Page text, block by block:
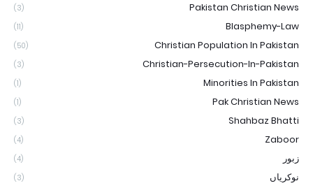
Pakistan Christian News
(3)
Blasphemy-Law
(11)
Christian Population In Pakistan
(50)
Christian-Persecution-In-Pakistan
(3)
Minorities In Pakistan
(1)
Pak Christian News
(1)
Shahbaz Bhatti
(3)
Zaboor
(4)
زبور (4)
نوکریاں (3)